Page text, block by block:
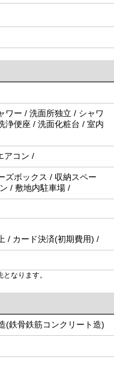
ワー / 洗面所独立 / シャワ
浄便座 / 洗面化粧台 / 室内
アコン /
ズボックス / 収納スペー
/ 敷地内駐車場 /
/ カード決済(初期費用) /
なります。
(鉄骨鉄筋コンクリート造)